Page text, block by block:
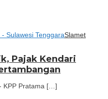
- Sulawesi TenggaraSlamet
Pajak Kendari
KPP Pratama […]